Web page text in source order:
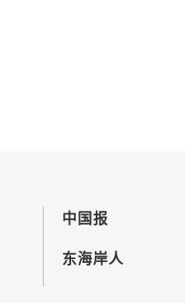
中国报
东海岸人